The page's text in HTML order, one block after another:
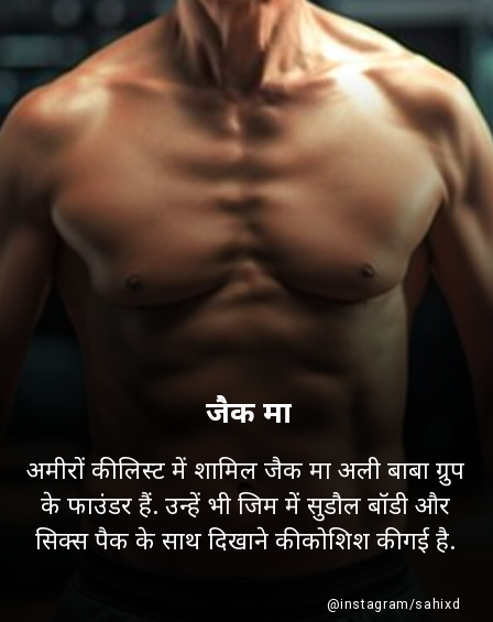
जैक मा
@instagram/sahixd
अमीरों की लिस्ट में शामिल जैक मा अली बाबा ग्रुप
के फाउंडर हैं. उन्हें भी जिम में सुडौल बॉडी और
सिक्स पैक के साथ दिखाने की कोशिश की गई है.